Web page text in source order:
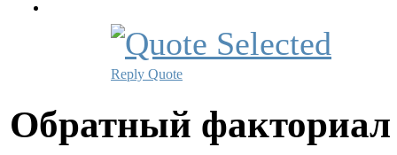
Reply Quote
Обратный